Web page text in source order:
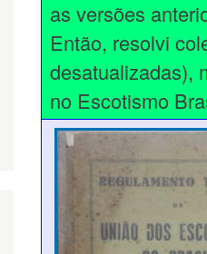
as versões
Então, resolvi
desatualizadas),
no Escotismo